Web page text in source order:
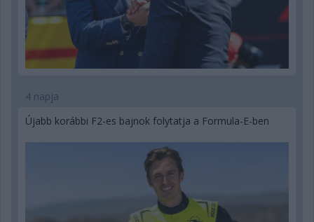
4 napja
Újabb korábbi F2-es bajnok folytatja a Formula-E-ben